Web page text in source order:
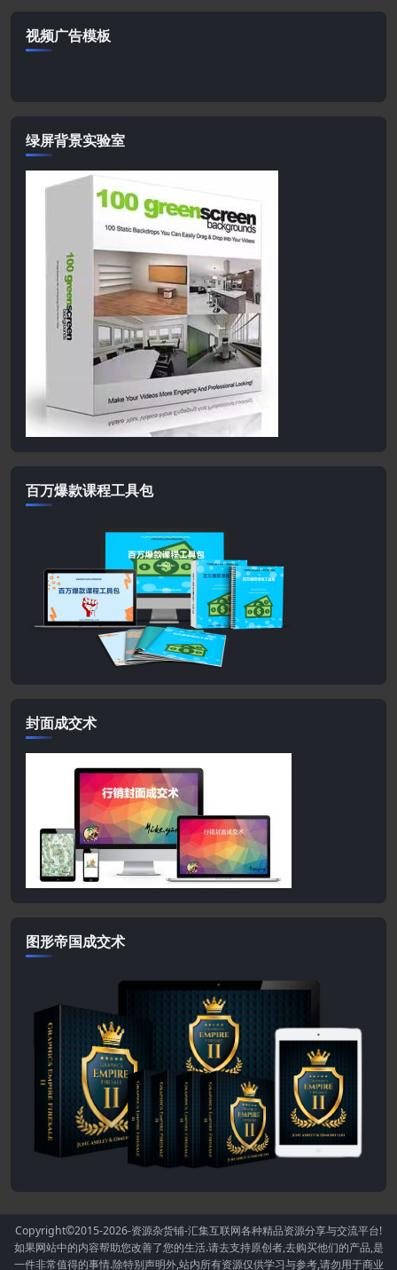
视频广告模板
绿屏背景实验室
百万爆款课程工具包
封面成交术
图形帝国成交术
Copyright©2015-2026-资源杂货铺-汇集互联网各种精品资源分享与交流平台!
如果网站中的内容帮助您改善了您的生活.请去支持原创者,去购买他们的产品,是
一件非常值得的事情.除特别声明外,站内所有资源仅供学习与参考,请勿用于商业